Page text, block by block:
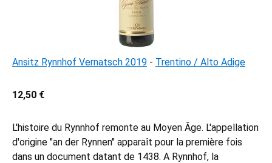
Ansitz Rynnhof Vernatsch 2019 - Trentino / Alto Adige
12,50 €
L'histoire du Rynnhof remonte au Moyen Âge. L'appellation
d'origine "an der Rynnen" apparaît pour la première fois
dans un document datant de 1438. A Rynnhof, la